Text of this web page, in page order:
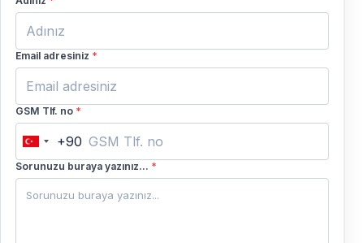
Email adresiniz *
GSM Tlf. no *
Turkey
+90
+90
Sorunuzu buraya yazınız... *